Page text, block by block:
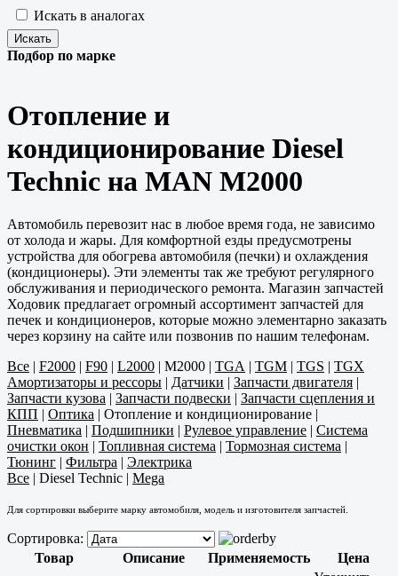
Искать в аналогах
Подбор по марке
Отопление и
кондиционирование Diesel
Technic на MAN M2000
Автомобиль перевозит нас в любое время года, не зависимо
от холода и жары. Для комфортной езды предусмотрены
устройства для обогрева автомобиля (печки) и охлаждения
(кондиционеры). Эти элементы так же требуют регулярного
обслуживания и периодического ремонта. Магазин запчастей
Ходовик предлагает огромный ассортимент запчастей для
печек и кондиционеров, которые можно элементарно заказать
через корзину на сайте или позвонив по нашим телефонам.
Все | F2000 | F90 | L2000 | M2000 | TGA | TGM | TGS | TGX
Амортизаторы и рессоры | Датчики | Запчасти двигателя |
Запчасти кузова | Запчасти подвески | Запчасти сцепления и
КПП | Оптика | Отопление и кондиционирование |
Пневматика | Подшипники | Рулевое управление | Система
очистки окон | Топливная система | Тормозная система |
Тюнинг | Фильтра | Электрика
Все | Diesel Technic | Mega
Для сортировки выберите марку автомобиля, модель и изготовителя запчастей.
Сортировка:
Товар
Описание Применяемость Цена